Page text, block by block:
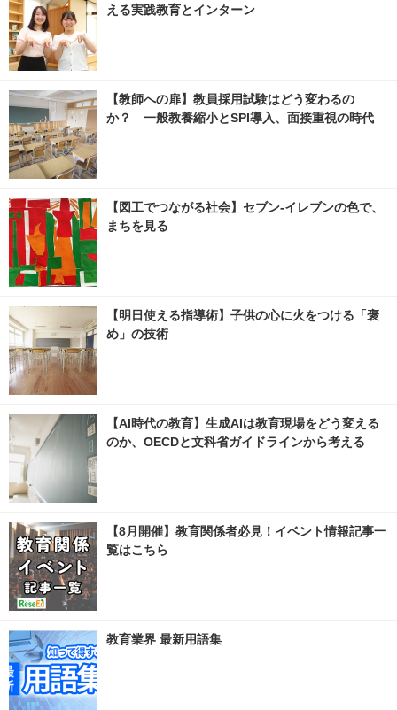
える実践教育とインターン
【教師への扉】教員採用試験はどう変わるの
か？ 一般教養縮小とSPI導入、面接重視の時代
【図工でつながる社会】セブン‐イレブンの色で、
まちを見る
【明日使える指導術】子供の心に火をつける「褒
め」の技術
【AI時代の教育】生成AIは教育現場をどう変える
のか、OECDと文科省ガイドラインから考える
【8月開催】教育関係者必見！イベント情報記事一
覧はこちら
教育業界 最新用語集